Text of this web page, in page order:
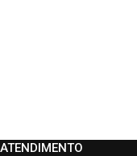
ATENDIMENTO